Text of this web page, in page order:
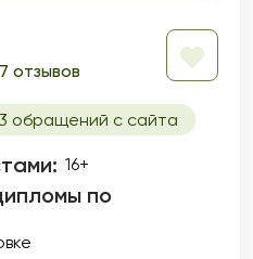
7 отзывов
обращений с сайта
16+
по